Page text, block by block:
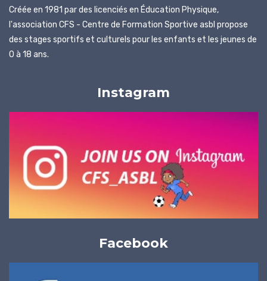
Créée en 1981 par des licenciés en Éducation Physique,
l'association CFS - Centre de Formation Sportive asbl propose
des stages sportifs et culturels pour les enfants et les jeunes de
0 à 18 ans.
Instagram
Facebook